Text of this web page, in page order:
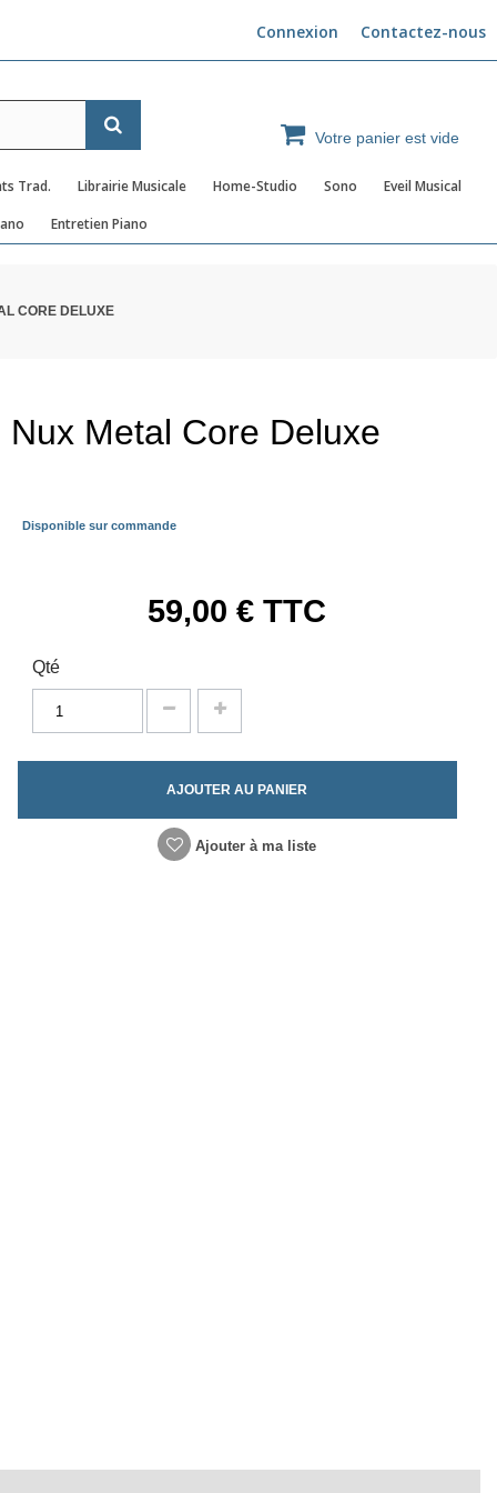
Contactez-nous
Connexion
Votre panier est vide
Trad. Librairie Musicale Home-Studio Sono
Eveil Musical
Entretien Piano
CORE DELUXE
Nux Metal Core Deluxe
Disponible sur commande
59,00 € TTC
Qté
AJOUTER AU PANIER
Ajouter à ma liste